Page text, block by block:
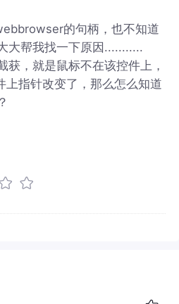
的句柄，也不知道
大帮我找一下原因...........
获，就是鼠标不在该控件上，
指针改变了，那么怎么知道